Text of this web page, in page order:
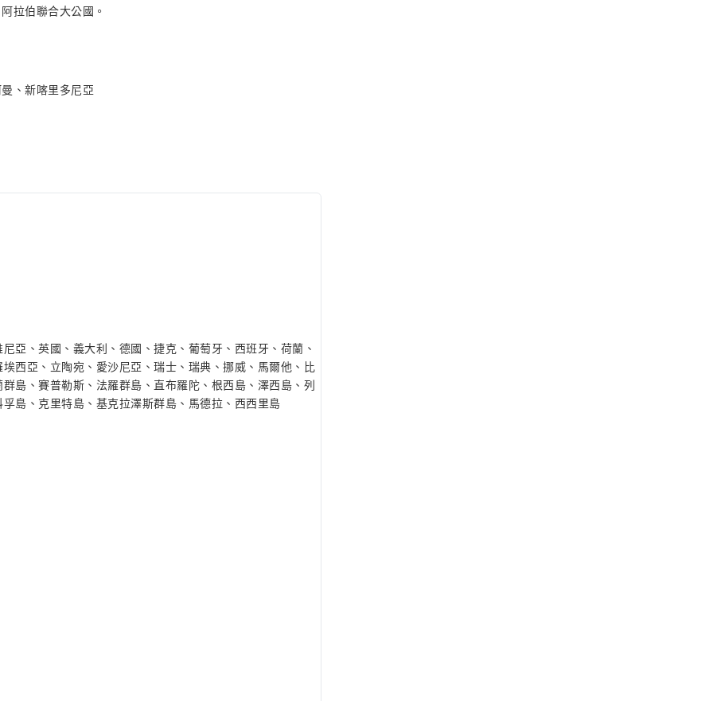
拉伯聯合大公國。
、新喀里多尼亞
亞、英國、義大利、德國、捷克、葡萄牙、西班牙、荷蘭、
西亞、立陶宛、愛沙尼亞、瑞士、瑞典、挪威、馬爾他、比
島、賽普勒斯、法羅群島、直布羅陀、根西島、澤西島、列
島、克里特島、基克拉澤斯群島、馬德拉、西西里島